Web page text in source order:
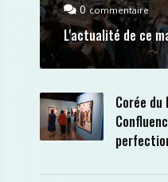
0commentaire
L'actualité de ce
Corée du